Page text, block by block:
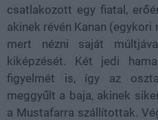
csatlakozott egy fiatal,
akinek révén Kanan (egykori
mert nézni saját
kiképzését. Két jedi
figyelmét is, így az
meggyűlt a baja, akinek
a Mustafarra szállítottak.